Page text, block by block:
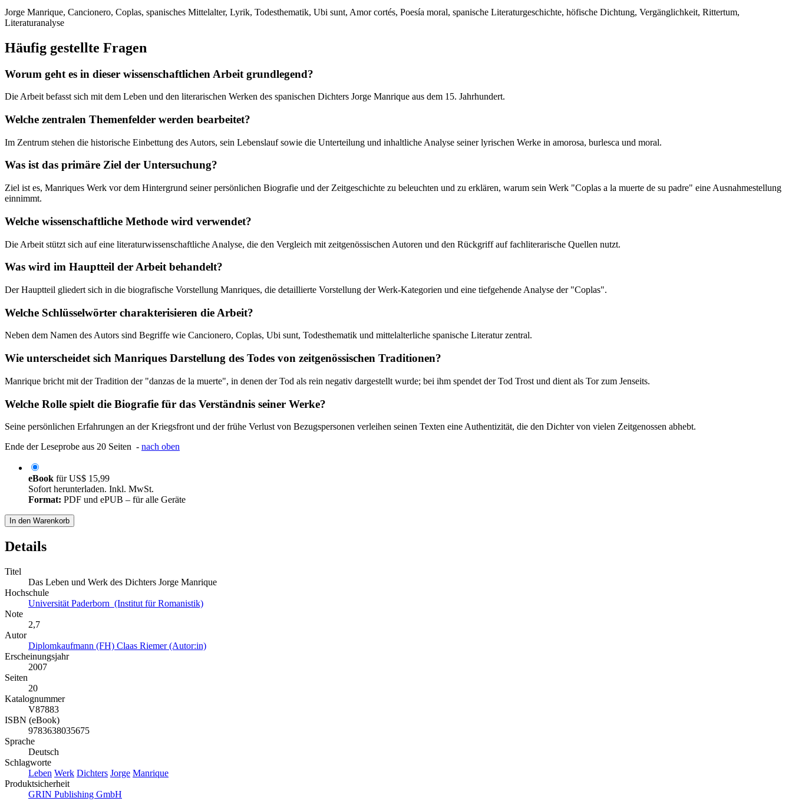
Jorge Manrique, Cancionero, Coplas, spanisches Mittelalter, Lyrik, Todesthematik, Ubi sunt, Amor cortés, Poesía moral, spanische Literaturgeschichte, höfische Dichtung, Vergänglichkeit, Rittertum,
Literaturanalyse
Häufig gestellte Fragen
Worum geht es in dieser wissenschaftlichen Arbeit grundlegend?
Die Arbeit befasst sich mit dem Leben und den literarischen Werken des spanischen Dichters Jorge Manrique aus dem 15. Jahrhundert.
Welche zentralen Themenfelder werden bearbeitet?
Im Zentrum stehen die historische Einbettung des Autors, sein Lebenslauf sowie die Unterteilung und inhaltliche Analyse seiner lyrischen Werke in amorosa, burlesca und moral.
Was ist das primäre Ziel der Untersuchung?
Ziel ist es, Manriques Werk vor dem Hintergrund seiner persönlichen Biografie und der Zeitgeschichte zu beleuchten und zu erklären, warum sein Werk "Coplas a la muerte de su padre" eine Ausnahmestellung
einnimmt.
Welche wissenschaftliche Methode wird verwendet?
Die Arbeit stützt sich auf eine literaturwissenschaftliche Analyse, die den Vergleich mit zeitgenössischen Autoren und den Rückgriff auf fachliterarische Quellen nutzt.
Was wird im Hauptteil der Arbeit behandelt?
Der Hauptteil gliedert sich in die biografische Vorstellung Manriques, die detaillierte Vorstellung der Werk-Kategorien und eine tiefgehende Analyse der "Coplas".
Welche Schlüsselwörter charakterisieren die Arbeit?
Neben dem Namen des Autors sind Begriffe wie Cancionero, Coplas, Ubi sunt, Todesthematik und mittelalterliche spanische Literatur zentral.
Wie unterscheidet sich Manriques Darstellung des Todes von zeitgenössischen Traditionen?
Manrique bricht mit der Tradition der "danzas de la muerte", in denen der Tod als rein negativ dargestellt wurde; bei ihm spendet der Tod Trost und dient als Tor zum Jenseits.
Welche Rolle spielt die Biografie für das Verständnis seiner Werke?
Seine persönlichen Erfahrungen an der Kriegsfront und der frühe Verlust von Bezugspersonen verleihen seinen Texten eine Authentizität, die den Dichter von vielen Zeitgenossen abhebt.
Ende der Leseprobe aus 20 Seiten - nach oben
eBook fürUS$ 15,99
Sofort herunterladen. Inkl. MwSt.
Format: PDF und ePUB – für alle Geräte
In den Warenkorb
Details
Titel
Das Leben und Werk des Dichters Jorge Manrique
Hochschule
Universität Paderborn (Institut für Romanistik)
Note
2,7
Autor
Diplomkaufmann (FH) Claas Riemer (Autor:in)
Erscheinungsjahr
2007
Seiten
20
Katalognummer
V87883
ISBN (eBook)
9783638035675
Sprache
Deutsch
Schlagworte
Leben Werk Dichters Jorge Manrique
Produktsicherheit
GRIN Publishing GmbH